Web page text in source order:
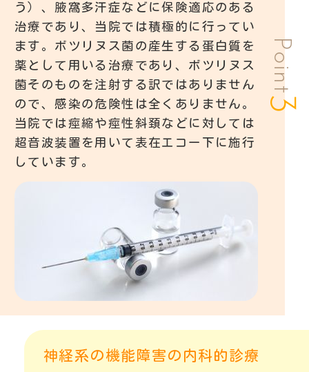
Point
3
う）、腋窩多汗症などに保険適応のある
治療であり、当院では積極的に行ってい
ます。ボツリヌス菌の産生する蛋白質を
薬として用いる治療であり、ボツリヌス
菌そのものを注射する訳ではありません
ので、感染の危険性は全くありません。
当院では痙縮や痙性斜頚などに対しては
超音波装置を用いて表在エコー下に施行
しています。
神経系の機能障害の内科的診療